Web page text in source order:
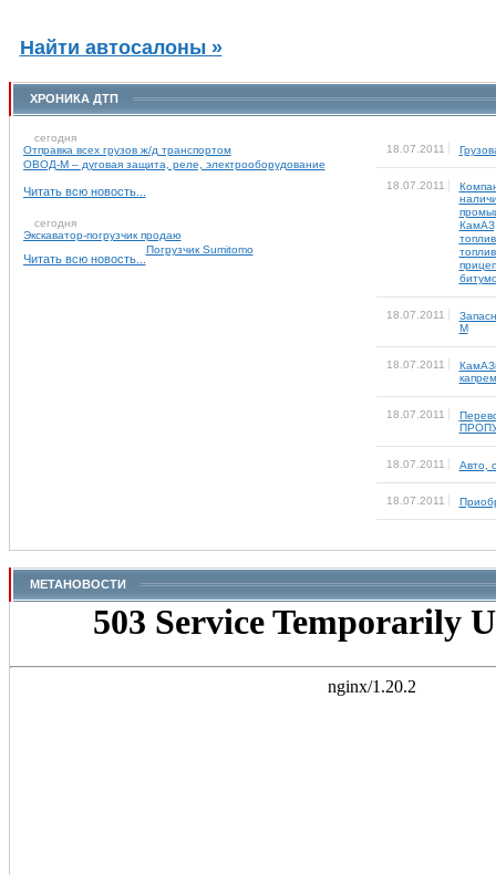
Найти автосалоны »
ХРОНИКА ДТП
сегодня
Отправка всех грузов ж/д транспортом
ОВОД-М – дуговая защита, реле, электрооборудование
Читать всю новость...
сегодня
Экскаватор-погрузчик продаю
Погрузчик Sumitomo
Читать всю новость...
18.07.2011
18.07.2011
18.07.2011
М
18.07.2011
18.07.2011
18.07.2011 Авто,
18.07.2011
МЕТАНОВОСТИ